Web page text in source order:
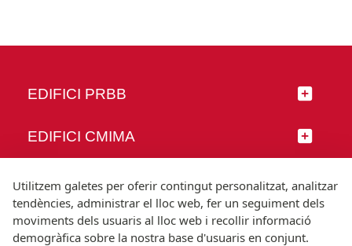
EDIFICI PRBB
EDIFICI CMIMA
SEGUEIX-NOS
Utilitzem galetes per oferir contingut personalitzat, analitzar
tendències, administrar el lloc web, fer un seguiment dels
moviments dels usuaris al lloc web i recollir informació
demogràfica sobre la nostra base d'usuaris en conjunt.